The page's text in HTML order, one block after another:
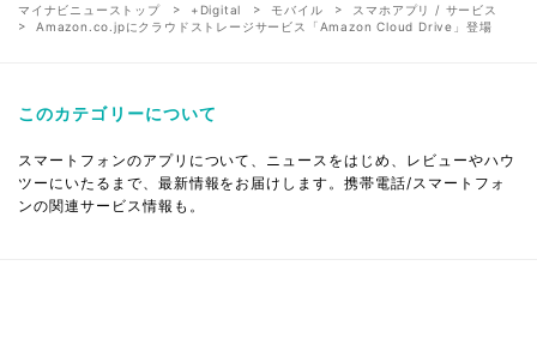
マイナビニューストップ +Digital モバイル
スマホアプリ / サービス
Amazon.co.jpにクラウドストレージサービス「Amazon Cloud Drive」登場
このカテゴリーについて
スマートフォンのアプリについて、ニュースをはじめ、レビューやハウ
ツーにいたるまで、最新情報をお届けします。携帯電話/スマートフォ
ンの関連サービス情報も。